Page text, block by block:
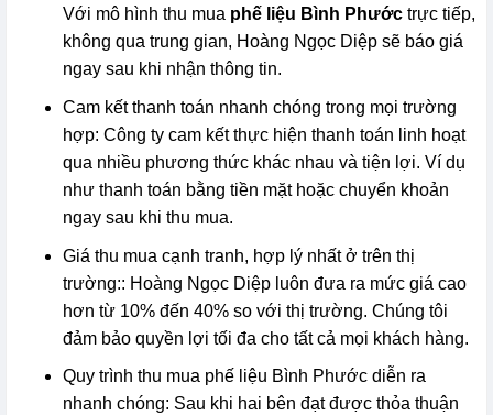
Với mô hình thu mua phế liệu Bình Phướctrực tiếp,
không qua trung gian, Hoàng Ngọc Diệp sẽ báo giá
ngay sau khi nhận thông tin.
Cam kết thanh toán nhanh chóng trong mọi trường
hợp: Công ty cam kết thực hiện thanh toán linh hoạt
qua nhiều phương thức khác nhau và tiện lợi. Ví dụ
như thanh toán bằng tiền mặt hoặc chuyển khoản
ngay sau khi thu mua.
Giá thu mua cạnh tranh, hợp lý nhất ở trên thị
trường:: Hoàng Ngọc Diệp luôn đưa ra mức giá cao
hơn từ 10% đến 40% so với thị trường. Chúng tôi
đảm bảo quyền lợi tối đa cho tất cả mọi khách hàng.
Quy trình thu mua phế liệu Bình Phước diễn ra
nhanh chóng: Sau khi hai bên đạt được thỏa thuận